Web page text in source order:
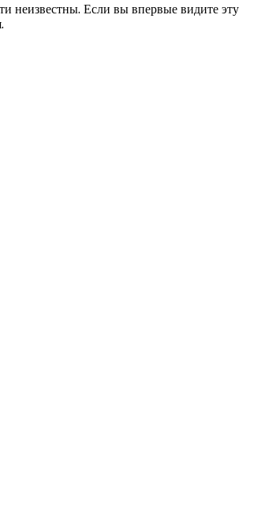
неизвестны. Если вы впервые видите эту